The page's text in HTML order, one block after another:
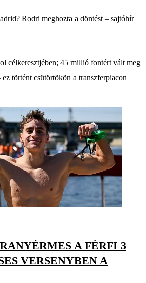
Rodri meghozta a döntést – sajtóhír
célkeresztjében; 45 millió fontért vált meg
történt csütörtökön a transzferpiacon
A FÉRFI 3
VERSENYBEN A